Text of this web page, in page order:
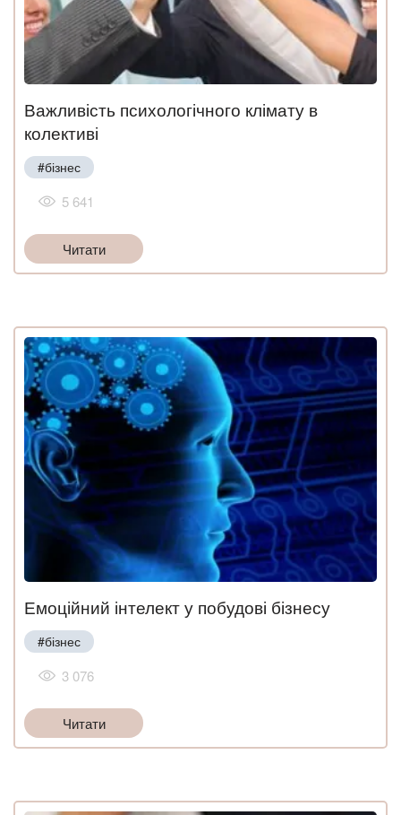
Важливість психологічного клімату в
колективі
#бізнес
5 641
Читати
Емоційний інтелект у побудові бізнесу
#бізнес
3 076
Читати